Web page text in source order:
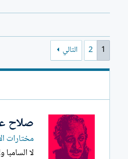
1
2 التالي
صلاح
مختارات
ﻻ ﺍﻟﺴﺎﻣﺒﺎ